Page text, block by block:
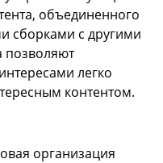
объединенного
сборками с другими
позволяют
легко
контентом.
организация